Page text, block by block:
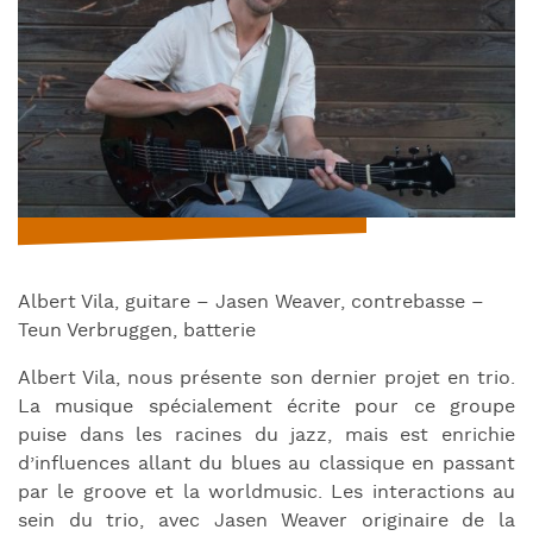
Albert Vila, guitare – Jasen Weaver, contrebasse –
Teun Verbruggen, batterie
Albert Vila, nous présente son dernier projet en trio.
La musique spécialement écrite pour ce groupe
puise dans les racines du jazz, mais est enrichie
d’influences allant du blues au classique en passant
par le groove et la worldmusic. Les interactions au
sein du trio, avec Jasen Weaver originaire de la